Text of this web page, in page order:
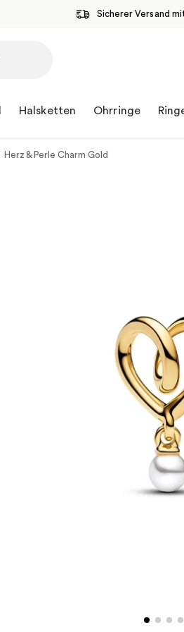
Sicherer Versand
Halsketten Ohrringe
Herz & Perle Charm Gold